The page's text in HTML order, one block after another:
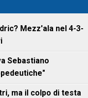
Mezz'ala nel 4-3-
Sebastiano
ma il colpo di testa